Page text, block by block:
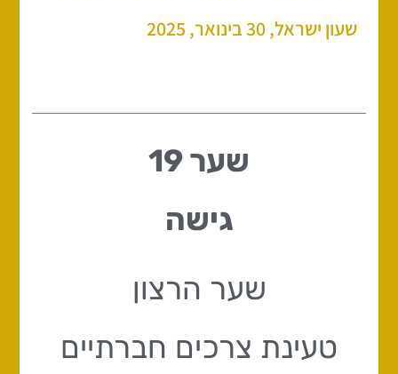
שעון ישראל, 30 בינואר, 2025
שער 19
גישה
שער הרצון
טעינת צרכים חברתיים